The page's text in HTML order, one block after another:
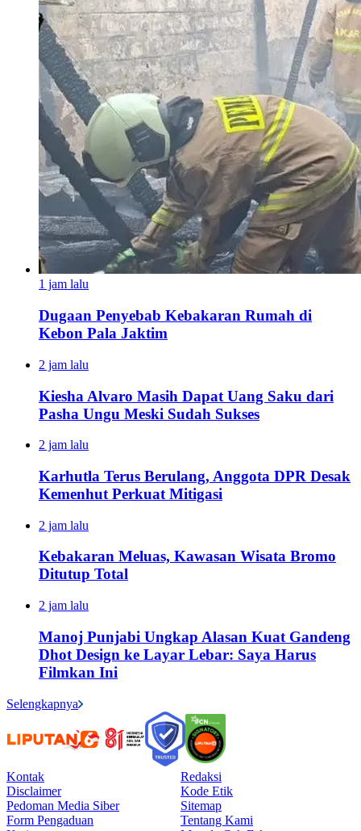
1 jam lalu
Dugaan Penyebab Kebakaran Rumah di
Kebon Pala Jaktim
2 jam lalu
Kiesha Alvaro Masih Dapat Uang Saku dari
Pasha Ungu Meski Sudah Sukses
2 jam lalu
Karhutla Terus Berulang, Anggota DPR Desak
Kemenhut Perkuat Mitigasi
2 jam lalu
Kebakaran Meluas, Kawasan Wisata Bromo
Ditutup Total
2 jam lalu
Manoj Punjabi Ungkap Alasan Kuat Gandeng
Dhot Design ke Layar Lebar: Saya Harus
Filmkan Ini
Selengkapnya
Kontak
Redaksi
Disclaimer
Kode Etik
Pedoman Media Siber
Sitemap
Form Pengaduan
Tentang Kami